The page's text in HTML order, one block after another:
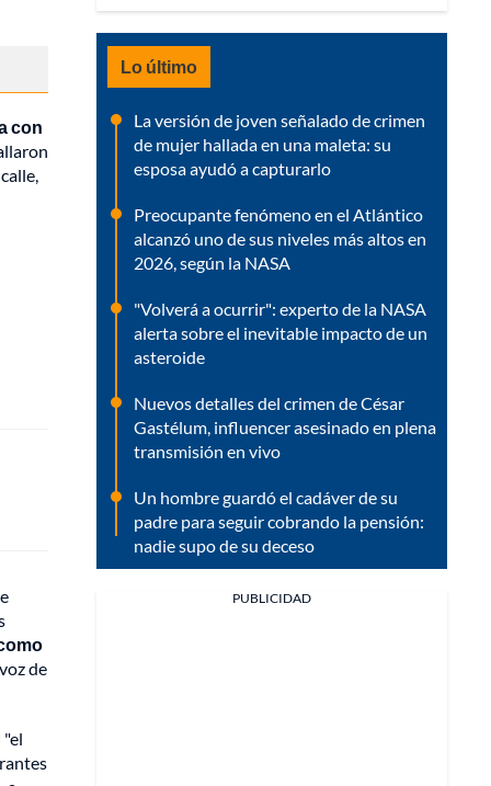
con
de
"el
Lo último
La versión de joven señalado de crimen
de mujer hallada en una maleta: su
esposa ayudó a capturarlo
Preocupante fenómeno en el Atlántico
alcanzó uno de sus niveles más altos en
2026, según la NASA
"Volverá a ocurrir": experto de la NASA
alerta sobre el inevitable impacto de un
asteroide
Nuevos detalles del crimen de César
Gastélum, influencer asesinado en plena
transmisión en vivo
Un hombre guardó el cadáver de su
padre para seguir cobrando la pensión:
nadie supo de su deceso
PUBLICIDAD